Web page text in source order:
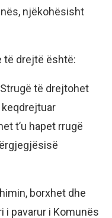
njëkohësisht
të drejtë është:
të drejtohet
t’u hapet rrugë
borxhet dhe
i pavarur i Komunës